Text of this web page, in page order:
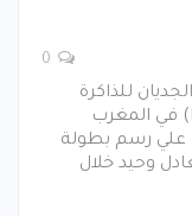
للذاكرة
في المغرب
علي رسم بطولة
وحيد خلال